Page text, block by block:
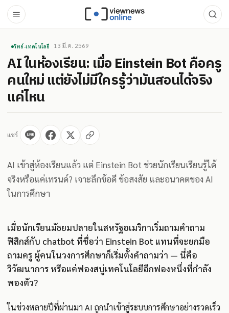
วิทย์-เทคโนโลยี 13 มี.ค. 2569
AI ในห้องเรียน: เมื่อ Einstein Bot คือครู
คนใหม่ แต่ยังไม่มีใครรู้ว่ามันสอนได้จริง
แค่ไหน
แชร์
AI เข้าสู่ห้องเรียนแล้ว แต่ Einstein Bot ช่วยนักเรียนเรียนรู้ได้
จริงหรือแค่เทรนด์? เจาะลึกข้อดี ข้อสงสัย และอนาคตของ AI
ในการศึกษา
เมื่อนักเรียนมัธยมปลายในสหรัฐอเมริกาเริ่มถามคำถาม
ฟิสิกส์กับ chatbot ที่ชื่อว่า Einstein Bot แทนที่จะยกมือ
ถามครู ผู้คนในวงการศึกษาก็เริ่มตั้งคำถามว่า — นี่คือ
วิวัฒนาการ หรือแค่ฟองสบู่เทคโนโลยีอีกฟองหนึ่งที่กำลัง
พองตัว?
ในช่วงหลายปีที่ผ่านมา AI ถูกนำเข้าสู่ระบบการศึกษาอย่างรวดเร็ว